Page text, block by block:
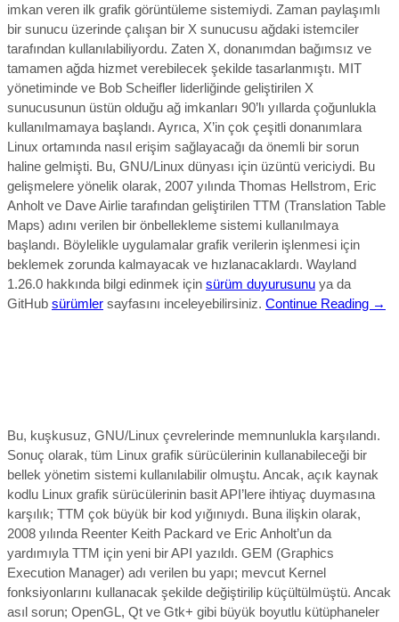
imkan veren ilk grafik görüntüleme sistemiydi. Zaman paylaşımlı
bir sunucu üzerinde çalışan bir X sunucusu ağdaki istemciler
tarafından kullanılabiliyordu. Zaten X, donanımdan bağımsız ve
tamamen ağda hizmet verebilecek şekilde tasarlanmıştı. MIT
yönetiminde ve Bob Scheifler liderliğinde geliştirilen X
sunucusunun üstün olduğu ağ imkanları 90’lı yıllarda çoğunlukla
kullanılmamaya başlandı. Ayrıca, X’in çok çeşitli donanımlara
Linux ortamında nasıl erişim sağlayacağı da önemli bir sorun
haline gelmişti. Bu, GNU/Linux dünyası için üzüntü vericiydi. Bu
gelişmelere yönelik olarak, 2007 yılında Thomas Hellstrom, Eric
Anholt ve Dave Airlie tarafından geliştirilen TTM (Translation Table
Maps) adını verilen bir önbellekleme sistemi kullanılmaya
başlandı. Böylelikle uygulamalar grafik verilerin işlenmesi için
beklemek zorunda kalmayacak ve hızlanacaklardı. Wayland
1.26.0 hakkında bilgi edinmek için sürüm duyurusunu ya da
GitHub sürümler sayfasını inceleyebilirsiniz. Continue Reading →
Bu, kuşkusuz, GNU/Linux çevrelerinde memnunlukla karşılandı.
Sonuç olarak, tüm Linux grafik sürücülerinin kullanabileceği bir
bellek yönetim sistemi kullanılabilir olmuştu. Ancak, açık kaynak
kodlu Linux grafik sürücülerinin basit API’lere ihtiyaç duymasına
karşılık; TTM çok büyük bir kod yığınıydı. Buna ilişkin olarak,
2008 yılında Reenter Keith Packard ve Eric Anholt’un da
yardımıyla TTM için yeni bir API yazıldı. GEM (Graphics
Execution Manager) adı verilen bu yapı; mevcut Kernel
fonksiyonlarını kullanacak şekilde değiştirilip küçültülmüştü. Ancak
asıl sorun; OpenGL, Qt ve Gtk+ gibi büyük boyutlu kütüphaneler